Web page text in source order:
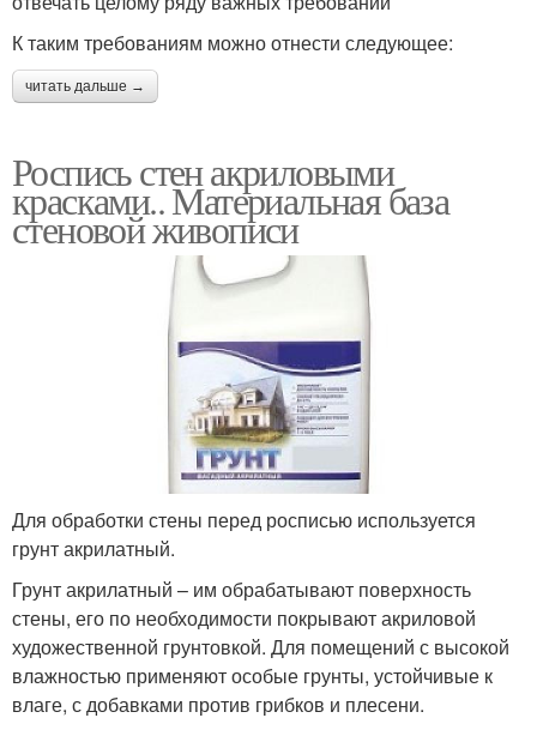
К таким требованиям можно отнести следующее:
читать дальше →
Роспись стен акриловыми
красками.. Материальная база
стеновой живописи
Для обработки стены перед росписью используется
грунт акрилатный.
Грунт акрилатный – им обрабатывают поверхность
стены, его по необходимости покрывают акриловой
художественной грунтовкой. Для помещений с высокой
влажностью применяют особые грунты, устойчивые к
влаге, с добавками против грибков и плесени.